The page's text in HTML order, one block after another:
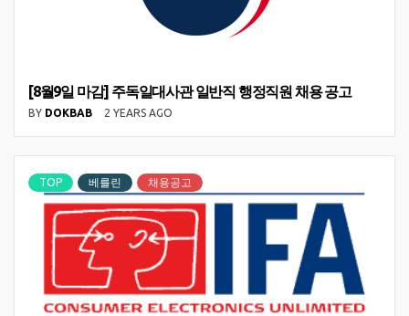
[8월9일 마감] 주독일대사관 일반직 행정직원 채용 공고
BY DOKBAB 2 YEARS AGO
TOP 베를린 채용공고